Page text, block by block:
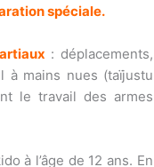
spéciale.
: déplacements,
à mains nues (taïjustu
le travail des armes
à l’âge de 12 ans. En